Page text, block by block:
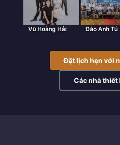
Vũ Hoàng Hải Đào Anh Tú
Đặt lịch hẹn với
Các nhà thiết